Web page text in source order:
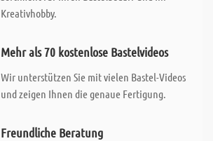
Kreativhobby.
Mehr als 70 kostenlose Bastelvideos
Wir unterstützen Sie mit vielen Bastel-Videos
und zeigen Ihnen die genaue Fertigung.
Freundliche Beratung